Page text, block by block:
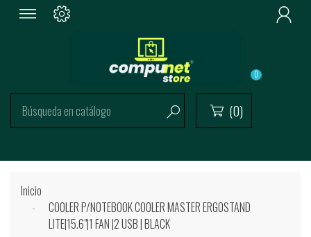

  (0)
0
Inicio
COOLER P/NOTEBOOK COOLER MASTER ERGOSTAND
LITE|15.6"|1 FAN |2 USB | BLACK